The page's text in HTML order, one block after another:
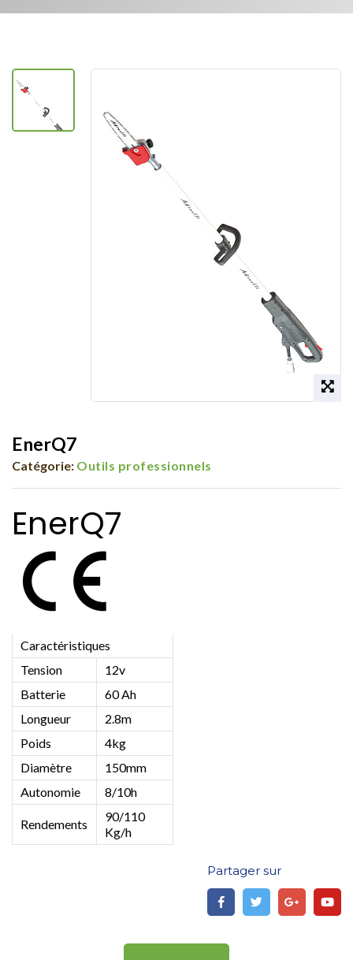
EnerQ7
Catégorie: Outils professionnels
EnerQ7
Caractéristiques
Tension
12v
Batterie
60 Ah
Longueur
2.8m
Poids
4kg
Diamètre
150mm
Autonomie
8/10h
Rendements
90/110
Kg/h
Partager sur